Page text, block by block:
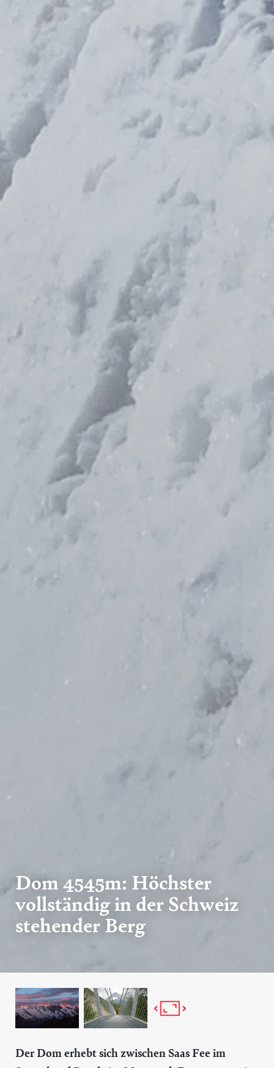
Dom 4545m: Höchster
vollständig in der Schweiz
stehender Berg
Der Dom erhebt sich zwischen Saas Fee im